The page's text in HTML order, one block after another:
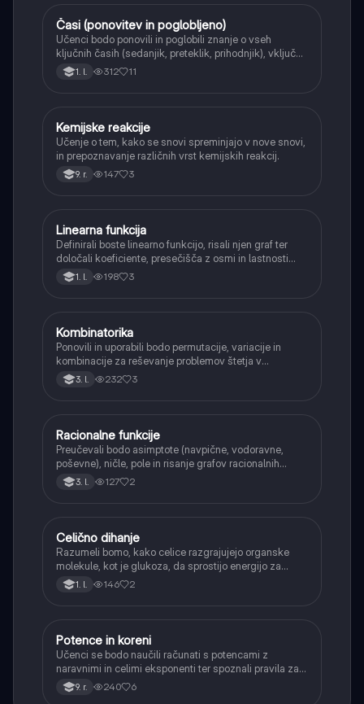
Angleščina
Časi (ponovitev in poglobljeno)
Učenci bodo ponovili in poglobili znanje o vseh
ključnih časih (sedanjik, preteklik, prihodnjik), vključno
s Perfect tenses (Present Perfect Continuous, Past
Perfect, Future Perfect) in njihovo uporabo.
1. l. 312 11
Naravoslovje
Kemijske reakcije
Učenje o tem, kako se snovi spreminjajo v nove snovi,
in prepoznavanje različnih vrst kemijskih reakcij.
9. r. 147 3
Matematika
Linearna funkcija
Definirali boste linearno funkcijo, risali njen graf ter
določali koeficiente, presečišča z osmi in lastnosti
(naraščanje/padanje).
1. l. 198 3
Matematika
Kombinatorika
Ponovili in uporabili bodo permutacije, variacije in
kombinacije za reševanje problemov štetja v
verjetnosti.
3. l. 232 3
Matematika
Racionalne funkcije
Preučevali bodo asimptote (navpične, vodoravne,
poševne), ničle, pole in risanje grafov racionalnih
funkcij.
3. l. 127 2
Biologija
Celično dihanje
Razumeli bomo, kako celice razgrajujejo organske
molekule, kot je glukoza, da sprostijo energijo za
svoje delovanje.
1. l. 146 2
Matematika
Potence in koreni
Učenci se bodo naučili računati s potencami z
naravnimi in celimi eksponenti ter spoznali pravila za
računanje z njimi. Obravnavali bodo kvadratne in
kubične korene ter delno korenjenje in racionalizacijo
9. r. 240 6